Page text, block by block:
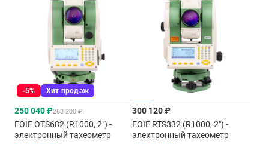
-5% Хит продаж
250 040 ₽263 200 ₽
FOIF OTS682 (R1000, 2") -
электронный тахеометр
300 120 ₽
FOIF RTS332 (R1000, 2") -
электронный тахеометр